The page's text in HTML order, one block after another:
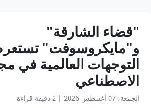
"قضاء الشارقة"
و"مايكروسوفت"
التوجهات العالمية في
الاصطناعي
الجمعة، 07 أغسطس 2026 | 2 دقيقة قراءة